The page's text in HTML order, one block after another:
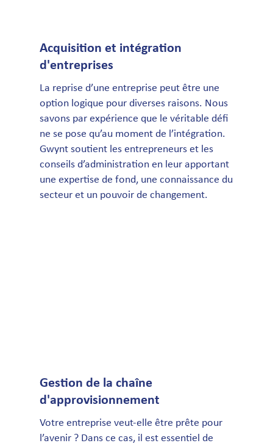
Acquisition et intégration
d'entreprises
La reprise d’une entreprise peut être une
option logique pour diverses raisons. Nous
savons par expérience que le véritable défi
ne se pose qu’au moment de l’intégration.
Gwynt soutient les entrepreneurs et les
conseils d’administration en leur apportant
une expertise de fond, une connaissance du
secteur et un pouvoir de changement.
Gestion de la chaîne
d'approvisionnement
Votre entreprise veut-elle être prête pour
l’avenir ? Dans ce cas, il est essentiel de